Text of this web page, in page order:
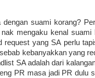
suami korang?
mengaku kenal
request yang SA perlu
kebanyakkan yang
SA adalah dari
PR masa jadi PR dulu